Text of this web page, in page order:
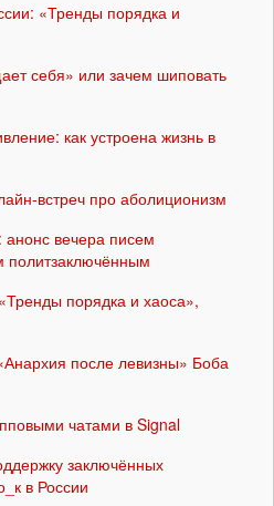
«Тренды порядка и
себя» или зачем шиповать
как устроена жизнь в
встреч про аболиционизм
вечера писем
политзаключённым
порядка и хаоса»,
после левизны» Боба
чатами в Signal
заключённых
в России